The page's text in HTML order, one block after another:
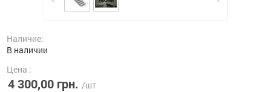
Наличие:
В наличии
Цена :
4 300,00 грн. /шт